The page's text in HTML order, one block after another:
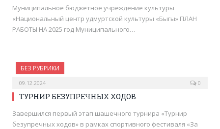
Муниципальное бюджетное учреждение культуры
«Национальный центр удмуртской культуры «Быгы» ПЛАН
РАБОТЫ НА 2025 год Муниципального…
БЕЗ РУБРИКИ
09.12.2024 0
ТУРНИР БЕЗУПРЕЧНЫХ ХОДОВ
Завершился первый этап шашечного турнира «Турнир
безупречных ходов» в рамках спортивного фестиваля «За